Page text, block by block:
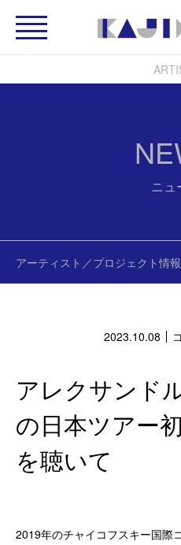
ニュ
アーティスト／プロジェクト情報
2023.10.08
アレクサンド
の日本ツアー
を聴いて
2019年のチャイコフスキー国際